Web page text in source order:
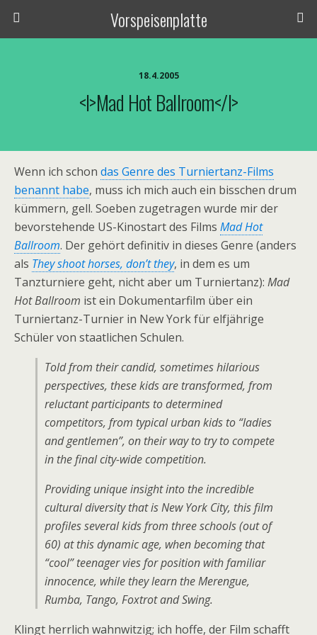
Vorspeisenplatte
18.4.2005
<i>Mad Hot Ballroom</i>
Wenn ich schon das Genre des Turniertanz-Films
benannt habe, muss ich mich auch ein bisschen drum
kümmern, gell. Soeben zugetragen wurde mir der
bevorstehende US-Kinostart des Films Mad Hot
Ballroom. Der gehört definitiv in dieses Genre (anders
als They shoot horses, don’t they, in dem es um
Tanzturniere geht, nicht aber um Turniertanz): Mad
Hot Ballroom ist ein Dokumentarfilm über ein
Turniertanz-Turnier in New York für elfjährige
Schüler von staatlichen Schulen.
Told from their candid, sometimes hilarious
perspectives, these kids are transformed, from
reluctant participants to determined
competitors, from typical urban kids to “ladies
and gentlemen”, on their way to try to compete
in the final city-wide competition.
Providing unique insight into the incredible
cultural diversity that is New York City, this film
profiles several kids from three schools (out of
60) at this dynamic age, when becoming that
“cool” teenager vies for position with familiar
innocence, while they learn the Merengue,
Rumba, Tango, Foxtrot and Swing.
Klingt herrlich wahnwitzig; ich hoffe, der Film schafft